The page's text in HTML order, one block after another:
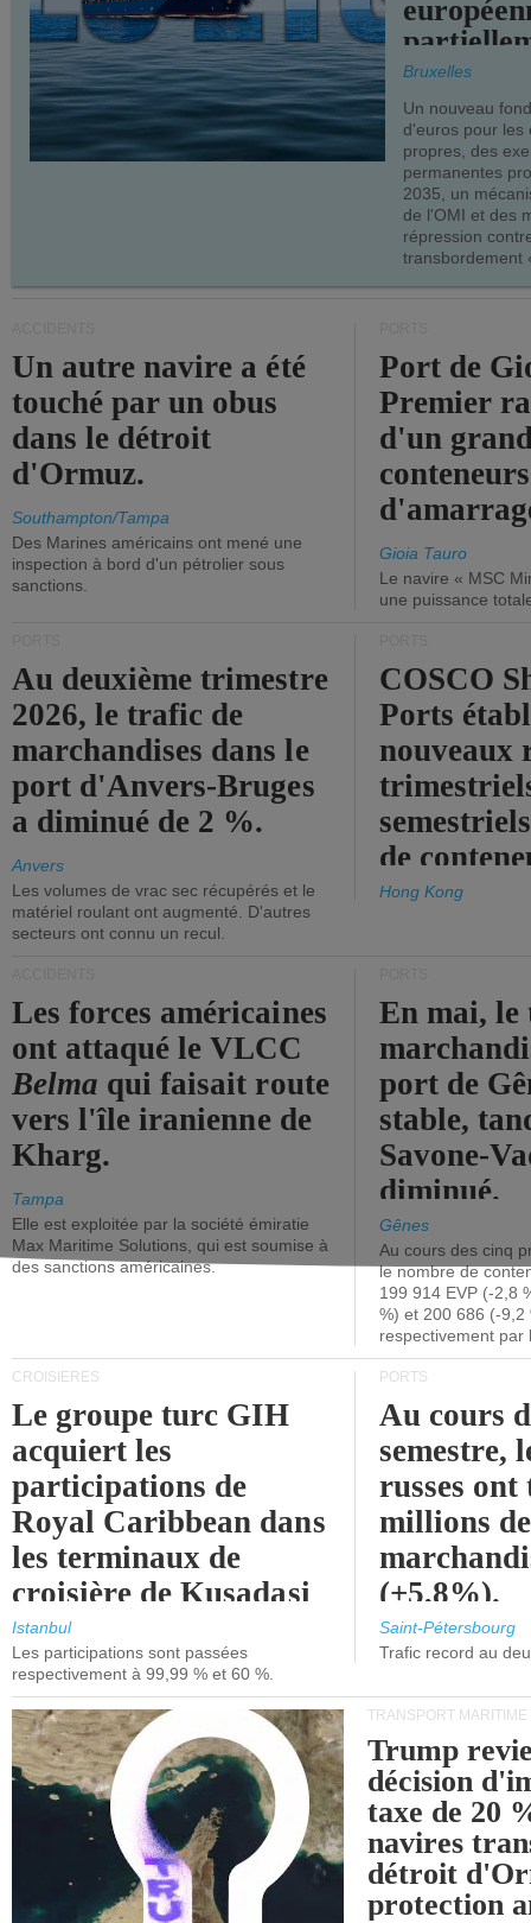
Bruxelles
Un nouveau
d'euros pour les
propres, des
permanentes
2035, un
de l'OMI et des
répression
transbordement
Un autre navire a été
touché par un obus
dans le détroit
d'Ormuz.
Southampton/Tampa
Des Marines américains ont mené une
inspection à bord d'un pétrolier sous
sanctions.
Port de
Premier
d'un
Gioia Tauro
Le navire « MSC
une puissance
Au deuxième trimestre
2026, le trafic de
marchandises dans le
port d'Anvers-Bruges
a diminué de 2 %.
Anvers
Les volumes de vrac sec récupérés et le
matériel roulant ont augmenté. D'autres
secteurs ont connu un recul.
COSCO
Ports
nouveaux
de
Hong Kong
Les forces américaines
ont attaqué le VLCC
Belma qui faisait route
vers l'île iranienne de
Kharg.
Tampa
Elle est exploitée par la société émiratie
Max Maritime Solutions, qui est soumise à
des sanctions américaines.
En mai, le
port de
stable,
Savone-
diminué.
Gênes
Au cours des cinq
le nombre de
199 914 EVP (-2,8
%) et 200 686 (-9,2
respectivement par
CROISIÈRES
Le groupe turc GIH
acquiert les
participations de
Royal Caribbean dans
les terminaux de
croisière de Kusadasi
et de Lisbonne.
Istanbul
Les participations sont passées
respectivement à 99,99 % et 60 %.
PORTS
Au cours
semestre,
russes
millions
(+5,8%).
Saint-Pétersbourg
Trafic record au
TRANSPORT MARITIME
Trump
décision
taxe de 20
navires
détroit
protection